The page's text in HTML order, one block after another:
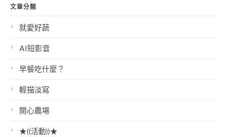
文章分類
就愛好蔬
AI短影音
早餐吃什麼？
輕描淡寫
開心農場
★((活動))★